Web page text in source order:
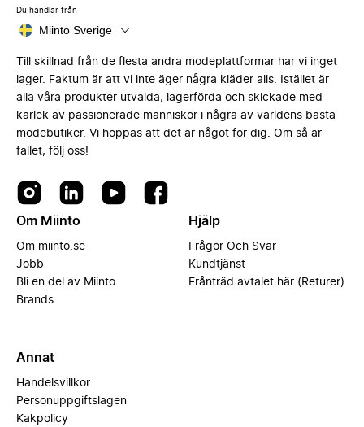
Du handlar från
Miinto Sverige
Till skillnad från de flesta andra modeplattformar har vi inget
lager. Faktum är att vi inte äger några kläder alls. Istället är
alla våra produkter utvalda, lagerförda och skickade med
kärlek av passionerade människor i några av världens bästa
modebutiker. Vi hoppas att det är något för dig. Om så är
fallet, följ oss!
Om Miinto
Om miinto.se
Jobb
Bli en del av Miinto
Brands
Hjälp
Frågor Och Svar
Kundtjänst
Frånträd avtalet här (Returer)
Annat
Handelsvillkor
Personuppgiftslagen
Kakpolicy